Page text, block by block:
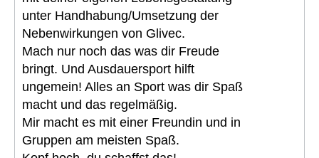
unter Handhabung/Umsetzung der
Nebenwirkungen von Glivec.
Mach nur noch das was dir Freude
bringt. Und Ausdauersport hilft
ungemein! Alles an Sport was dir Spaß
macht und das regelmäßig.
Mir macht es mit einer Freundin und in
Gruppen am meisten Spaß.